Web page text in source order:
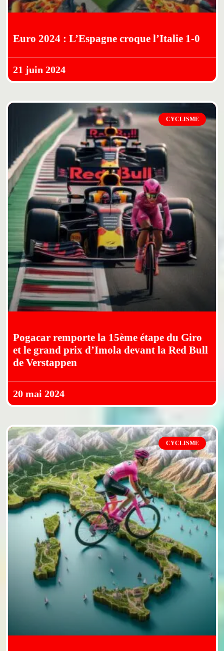
Euro 2024 : L’Espagne croque l’Italie 1-0
21 juin 2024
CYCLISME
Pogacar remporte la 15ème étape du Giro
et le grand prix d’Imola devant la Red Bull
de Verstappen
20 mai 2024
CYCLISME